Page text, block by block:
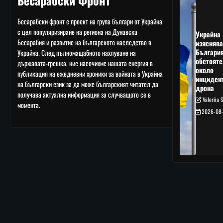
Бесарабски фронт е проект на група българи от Украйна
с цел популяризиране на региона на Дунавска
Бесарабия и развитие на българското наследство в
Украйна. След пълномащабното нахлуване на
държавата-грешка, ние насочихме нашата енергия в
публикация на ежедневни хроники за войната в Украйна
на български език за да може българският читател да
получава актуална информация за случващото се в
момента.
Украйна
около
дрона
Valeriia
2026-